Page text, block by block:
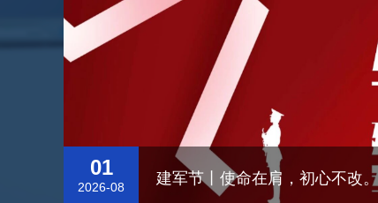
01
2026-08 建军节丨使命在肩，初心不改。